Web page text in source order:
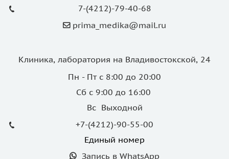
7-(4212)-79-40-68
prima_medika@mail.ru
Клиника, лаборатория на Владивостокской, 24
Пн - Пт с 8:00 до 20:00
Сб с 9:00 до 16:00
Вс Выходной
+7-(4212)-90-55-00
Единый номер
Запись в WhatsApp